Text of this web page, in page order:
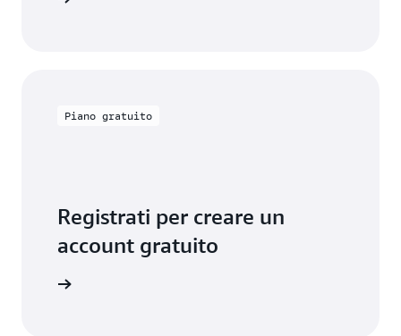
Piano gratuito
Registrati per creare un
account gratuito